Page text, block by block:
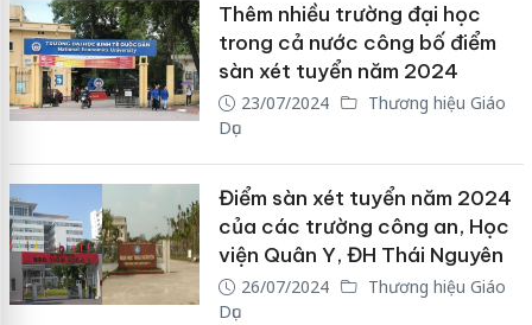
Thêm nhiều trường đại học
trong cả nước công bố điểm
sàn xét tuyển năm 2024
23/07/2024
Thương hiệu Giáo
Dục
Điểm sàn xét tuyển năm 2024
của các trường công an, Học
viện Quân Y, ĐH Thái Nguyên
26/07/2024
Thương hiệu Giáo
Dục